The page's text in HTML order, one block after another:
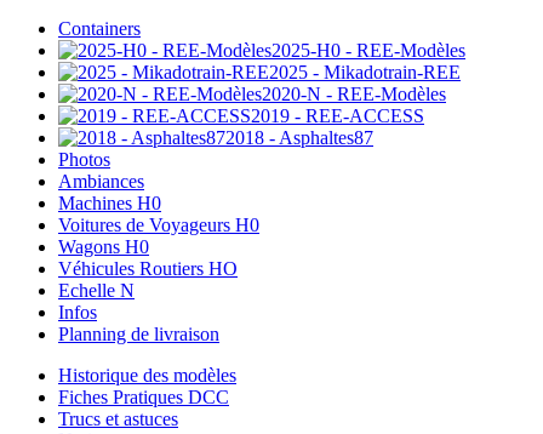
Containers
2025-H0 - REE-Modèles
2025 - Mikadotrain-REE
2020-N - REE-Modèles
2019 - REE-ACCESS
2018 - Asphaltes87
Photos
Ambiances
Machines H0
Voitures de Voyageurs H0
Wagons H0
Véhicules Routiers HO
Echelle N
Infos
Planning de livraison
Historique des modèles
Fiches Pratiques DCC
Trucs et astuces